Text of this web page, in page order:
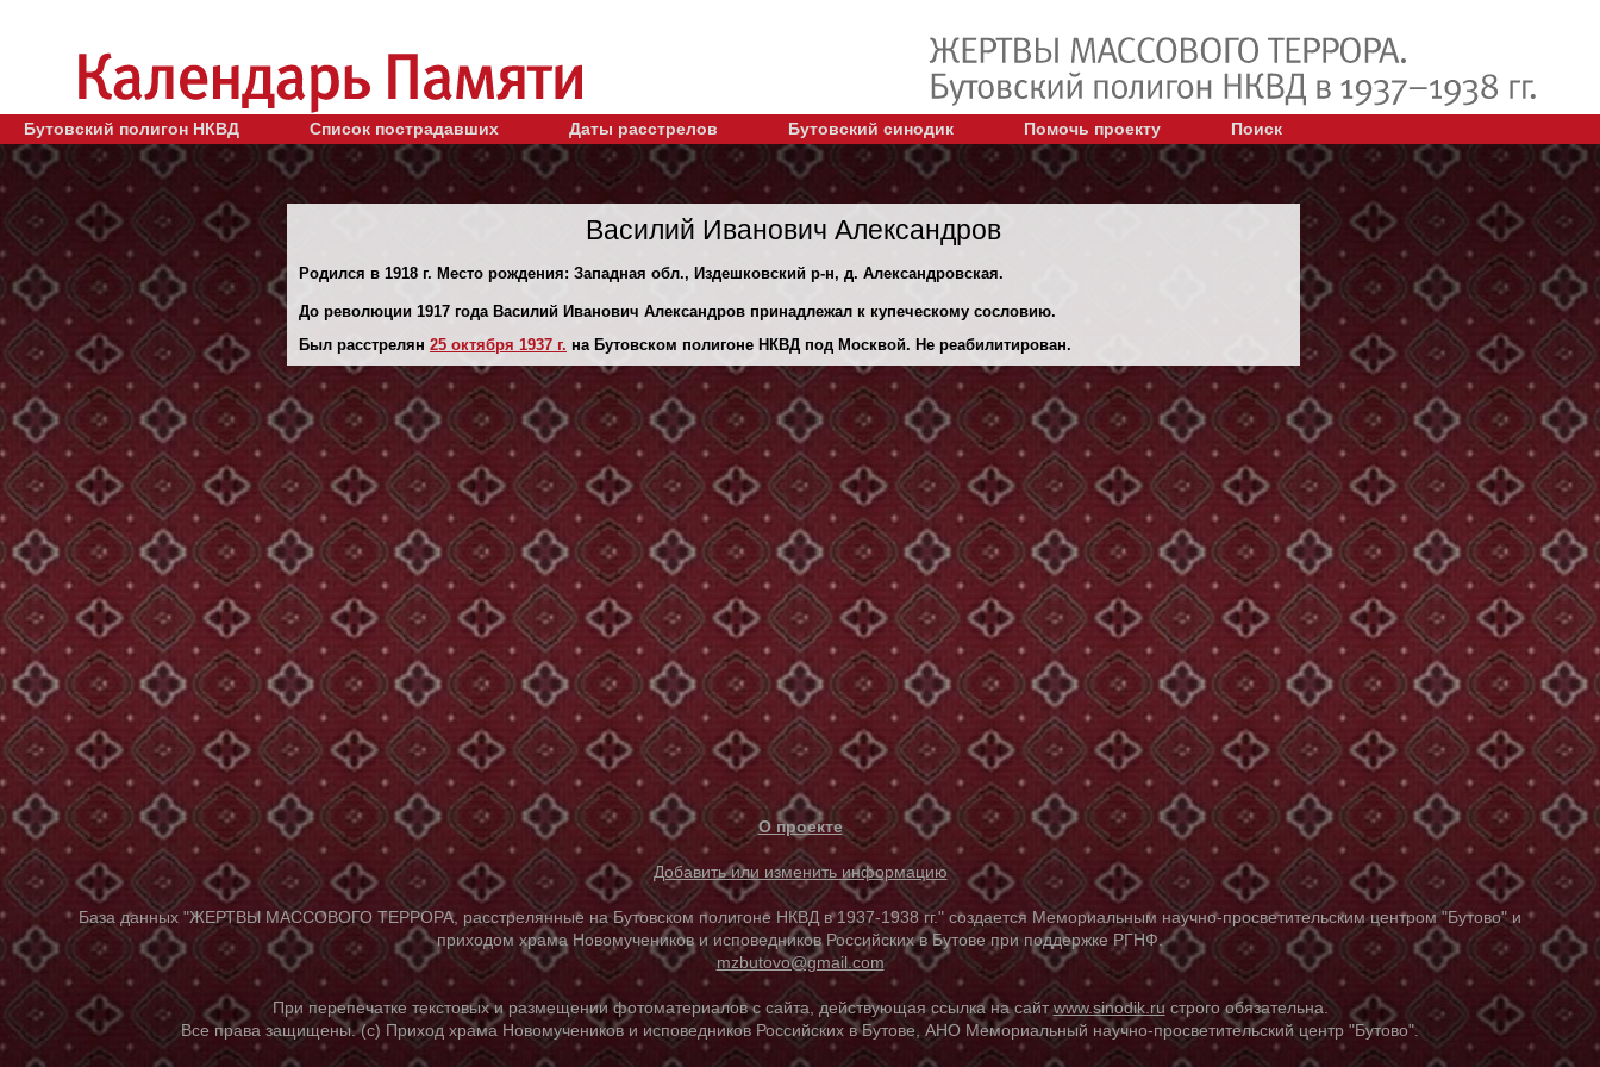
Бутовский полигон НКВД Список пострадавших Даты расстрелов Бутовский синодик Помочь проекту Поиск
Василий Иванович Александров
Родился в 1918 г. Место рождения: Западная обл., Издешковский р-н, д. Александровская.
До революции 1917 года Василий Иванович Александров принадлежал к купеческому сословию.
Был расстрелян 25 октября 1937 г. на Бутовском полигоне НКВД под Москвой. Не реабилитирован.
О проекте
Добавить или изменить информацию
База данных "ЖЕРТВЫ МАССОВОГО ТЕРРОРА, расстрелянные на Бутовском полигоне НКВД в 1937-1938 гг." создается Мемориальным научно-просветительским центром "Бутово" и
приходом храма Новомучеников и исповедников Российских в Бутове при поддержке РГНФ.
mzbutovo@gmail.com
При перепечатке текстовых и размещении фотоматериалов с сайта, действующая ссылка на сайтwww.sinodik.ru строго обязательна.
Все права защищены. (с) Приход храма Новомучеников и исповедников Российских в Бутове, АНО Мемориальный научно-просветительский центр "Бутово".